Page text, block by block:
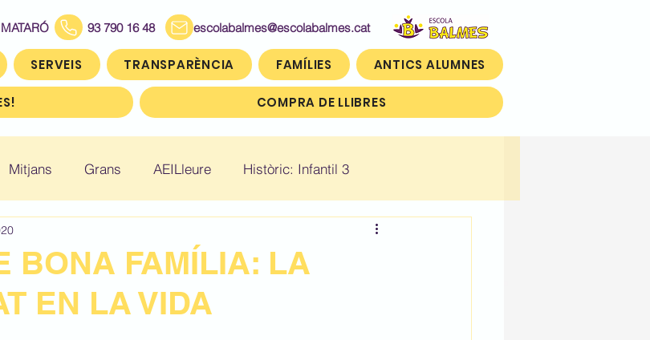
93 790 16 48escolabalmes@escolabalmes.cat
SERVEIS TRANSPARÈNCIA FAMÍLIES ANTICS ALUMNES
COMPRA DE LLIBRES
Mitjans Grans AEILleure Històric: Infantil 3
Històric: Tercer (3r)
Històric: Sisè (6è)
BONA FAMÍLIA: LA
EN LA VIDA